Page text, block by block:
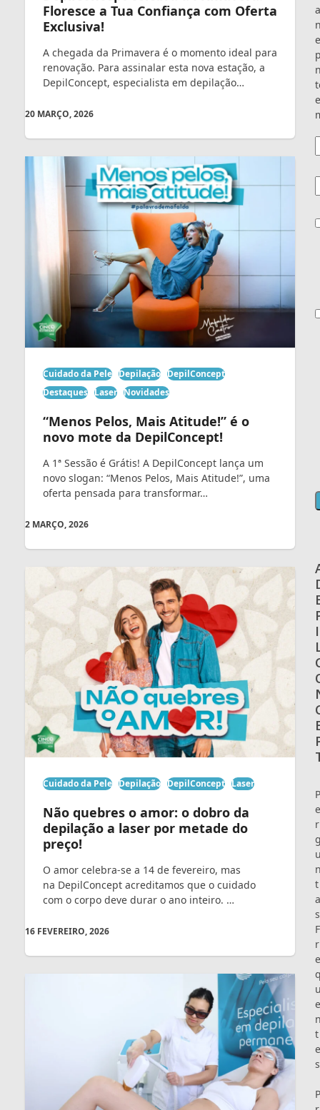
Floresce a Tua Confiança com Oferta
Exclusiva!
A chegada da Primavera é o momento ideal para
renovação. Para assinalar esta nova estação, a
DepilConcept, especialista em depilação…
20 MARÇO, 2026
Cuidado da Pele Depilação DepilConcept
Destaques Laser Novidades
“Menos Pelos, Mais Atitude!” é o
novo mote da DepilConcept!
A 1ª Sessão é Grátis! A DepilConcept lança um
novo slogan: “Menos Pelos, Mais Atitude!”, uma
oferta pensada para transformar…
2 MARÇO, 2026
Cuidado da Pele Depilação DepilConcept Laser
Não quebres o amor: o dobro da
depilação a laser por metade do
preço!
O amor celebra-se a 14 de fevereiro, mas
na DepilConcept acreditamos que o cuidado
com o corpo deve durar o ano inteiro. …
16 FEVEREIRO, 2026
e
I
P
e
r
t
a
s
F
r
e
e
t
e
s
P